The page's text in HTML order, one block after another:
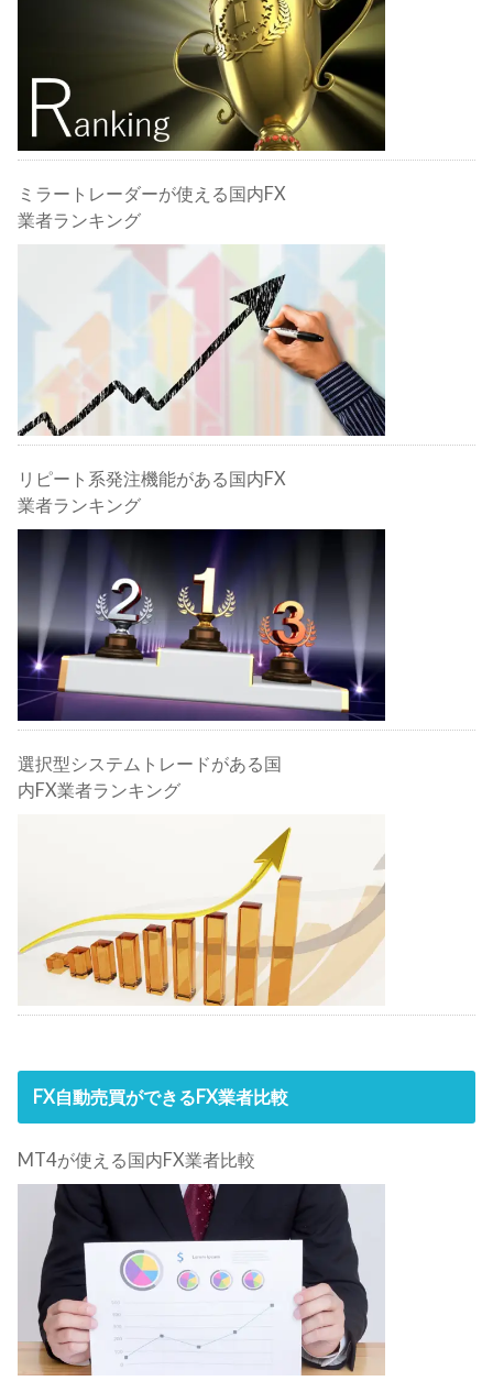
ミラートレーダーが使える国内FX
業者ランキング
リピート系発注機能がある国内FX
業者ランキング
選択型システムトレードがある国
内FX業者ランキング
FX自動売買ができるFX業者比較
MT4が使える国内FX業者比較